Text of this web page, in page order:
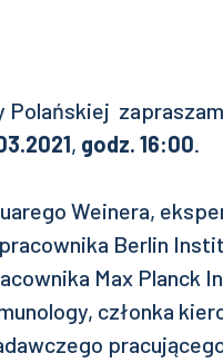
Polańskiej
, godz. 16:00.
Weinera,
Berlin
Max Planck
członka